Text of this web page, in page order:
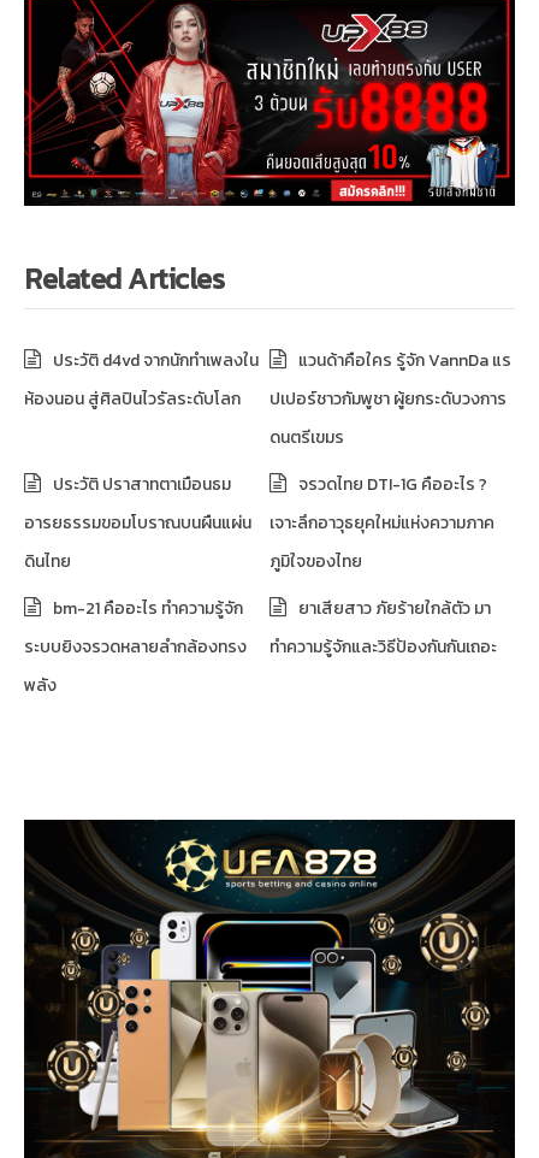
Related Articles
ประวัติ d4vd จากนักทำเพลงใน
ห้องนอน สู่ศิลปินไวรัลระดับโลก
แวนด้าคือใคร รู้จัก VannDa แร
ปเปอร์ชาวกัมพูชา ผู้ยกระดับวงการ
ดนตรีเขมร
ประวัติ ปราสาทตาเมือนธม
อารยธรรมขอมโบราณบนผืนแผ่น
ดินไทย
จรวดไทย DTI-1G คืออะไร ?
เจาะลึกอาวุธยุคใหม่แห่งความภาค
ภูมิใจของไทย
bm-21 คืออะไร ทำความรู้จัก
ระบบยิงจรวดหลายลำกล้องทรง
พลัง
ยาเสียสาว ภัยร้ายใกล้ตัว มา
ทำความรู้จักและวิธีป้องกันกันเถอะ